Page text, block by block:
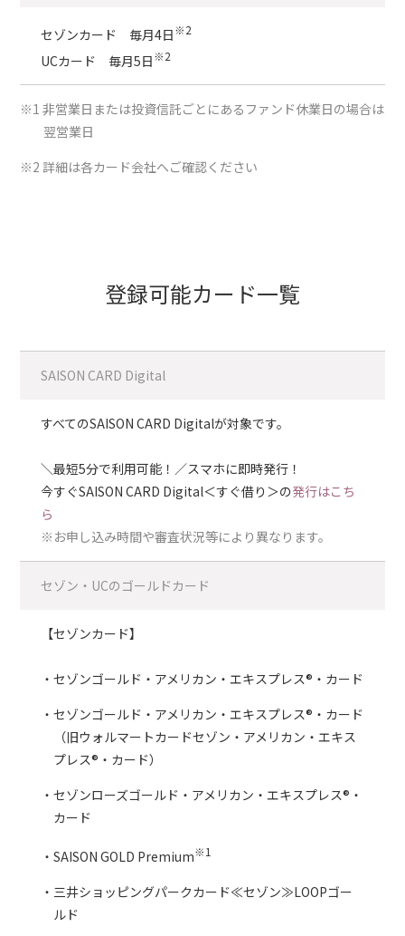
セゾンカード 毎月4日※2
UCカード 毎月5日※2
※1 非営業日または投資信託ごとにあるファンド休業日の場合は
翌営業日
※2 詳細は各カード会社へご確認ください
登録可能カード一覧
SAISON CARD Digital
すべてのSAISON CARD Digitalが対象です。
＼最短5分で利用可能！／スマホに即時発行！
今すぐSAISON CARD Digital＜すぐ借り＞の発行はこち
ら
※お申し込み時間や審査状況等により異なります。
セゾン・UCのゴールドカード
【セゾンカード】
セゾンゴールド・アメリカン・エキスプレス®・カード
セゾンゴールド・アメリカン・エキスプレス®・カード
（旧ウォルマートカードセゾン・アメリカン・エキス
プレス®・カード）
セゾンローズゴールド・アメリカン・エキスプレス®・
カード
SAISON GOLD Premium※1
三井ショッピングパークカード≪セゾン≫LOOPゴー
ルド